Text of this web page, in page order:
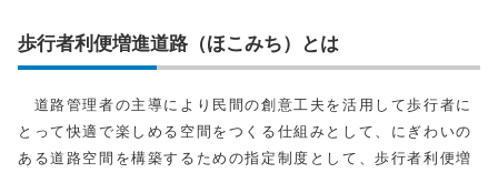
歩行者利便増進道路（ほこみち）とは
道路管理者の主導により民間の創意工夫を活用して歩行者に
とって快適で楽しめる空間をつくる仕組みとして、にぎわいの
ある道路空間を構築するための指定制度として、歩行者利便増